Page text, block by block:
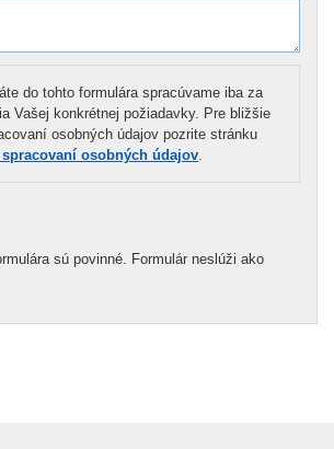
do tohto formulára spracúvame iba za
Vašej konkrétnej požiadavky. Pre bližšie
osobných údajov pozrite stránku
osobných údajov.
sú povinné. Formulár neslúži ako